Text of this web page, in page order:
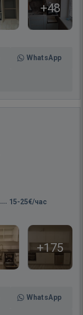
+48
WhatsApp
15-25€/час
+175
WhatsApp